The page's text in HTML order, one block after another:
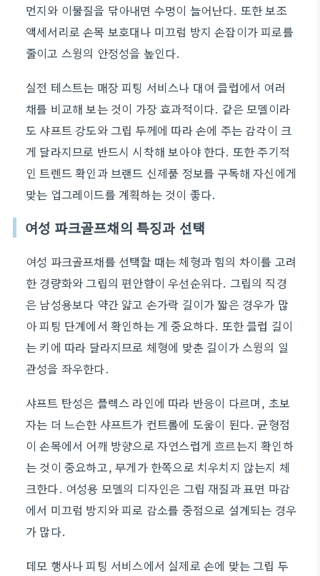
먼지와 이물질을 닦아내면 수명이 늘어난다. 또한 보조
액세서리로 손목 보호대나 미끄럼 방지 손잡이가 피로를
줄이고 스윙의 안정성을 높인다.
실전 테스트는 매장 피팅 서비스나 대여 클럽에서 여러
채를 비교해 보는 것이 가장 효과적이다. 같은 모델이라
도 샤프트 강도와 그립 두께에 따라 손에 주는 감각이 크
게 달라지므로 반드시 시착해 보아야 한다. 또한 주기적
인 트렌드 확인과 브랜드 신제품 정보를 구독해 자신에게
맞는 업그레이드를 계획하는 것이 좋다.
여성 파크골프채의 특징과 선택
여성 파크골프채를 선택할 때는 체형과 힘의 차이를 고려
한 경량화와 그립의 편안함이 우선순위다. 그립의 직경
은 남성용보다 약간 얇고 손가락 길이가 짧은 경우가 많
아 피팅 단계에서 확인하는 게 중요하다. 또한 클럽 길이
는 키에 따라 달라지므로 체형에 맞춘 길이가 스윙의 일
관성을 좌우한다.
샤프트 탄성은 플렉스 라인에 따라 반응이 다르며, 초보
자는 더 느슨한 샤프트가 컨트롤에 도움이 된다. 균형점
이 손목에서 어깨 방향으로 자연스럽게 흐르는지 확인하
는 것이 중요하고, 무게가 한쪽으로 치우치지 않는지 체
크한다. 여성용 모델의 디자인은 그립 재질과 표면 마감
에서 미끄럼 방지와 피로 감소를 중점으로 설계되는 경우
가 많다.
데모 행사나 피팅 서비스에서 실제로 손에 맞는 그립 두